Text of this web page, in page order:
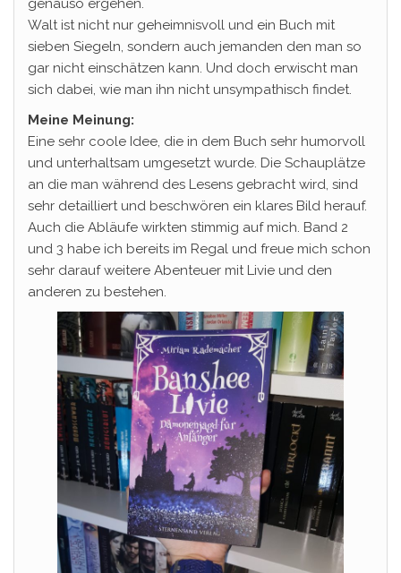
genauso ergehen.
Walt ist nicht nur geheimnisvoll und ein Buch mit
sieben Siegeln, sondern auch jemanden den man so
gar nicht einschätzen kann. Und doch erwischt man
sich dabei, wie man ihn nicht unsympathisch findet.
Meine Meinung:
Eine sehr coole Idee, die in dem Buch sehr humorvoll
und unterhaltsam umgesetzt wurde. Die Schauplätze
an die man während des Lesens gebracht wird, sind
sehr detailliert und beschwören ein klares Bild herauf.
Auch die Abläufe wirkten stimmig auf mich. Band 2
und 3 habe ich bereits im Regal und freue mich schon
sehr darauf weitere Abenteuer mit Livie und den
anderen zu bestehen.